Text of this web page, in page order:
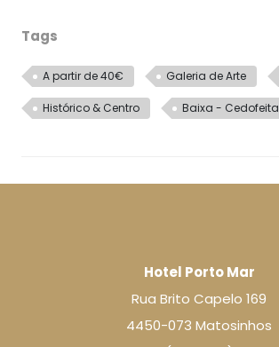
Tags
A partir de 40€ Galeria de Arte
Histórico & Centro Baixa - Cedofeita
Hotel Porto Mar
Rua Brito Capelo 169
4450-073 Matosinhos